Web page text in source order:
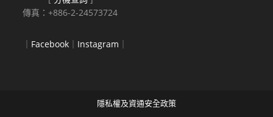
傳真：+886-2-24573724
｜ Facebook ｜ Instagram ｜
隱私權及資通安全政策